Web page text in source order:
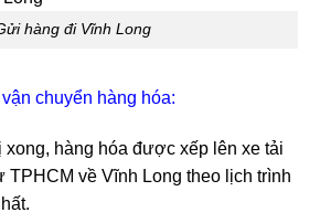
hàng đi Vĩnh Long
chuyển hàng hóa:
xong, hàng hóa được xếp lên xe tải
TPHCM về Vĩnh Long theo lịch trình